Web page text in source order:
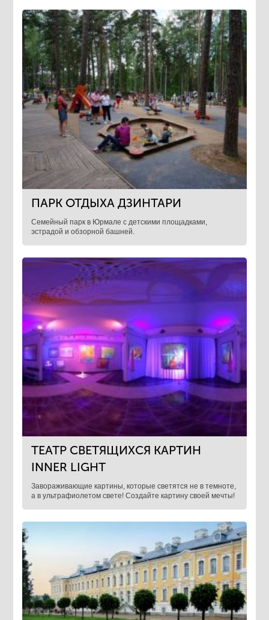
ПАРК ОТДЫХА ДЗИНТАРИ
Семейный парк в Юрмале с детскими площадками,
эстрадой и обзорной башней.
ТЕАТР СВЕТЯЩИХСЯ КАРТИН
INNER LIGHT
Завораживающие картины, которые светятся не в темноте,
а в ультрафиолетом свете! Создайте картину своей мечты!